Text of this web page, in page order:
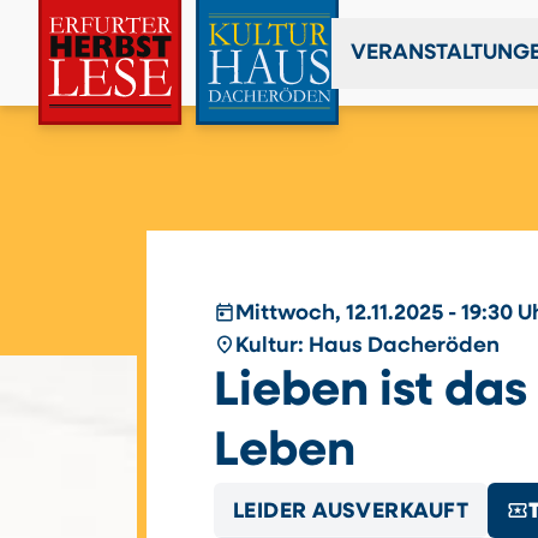
todayMittwoch, 12.11.2025 - 19:30
place Kultur: Haus Dacheröden
Lieben ist
Leben
LEIDER AUSVERKAUFT local_activity